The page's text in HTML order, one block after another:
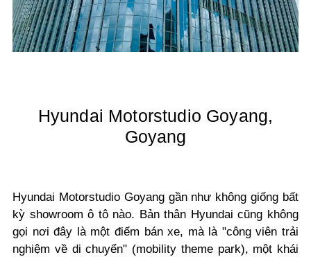
Hyundai Motorstudio Goyang,
Goyang
Hyundai Motorstudio Goyang gần như không giống bất
kỳ showroom ô tô nào. Bản thân Hyundai cũng không
gọi nơi đây là một điểm bán xe, mà là "công viên trải
nghiệm về di chuyển" (mobility theme park), một khái